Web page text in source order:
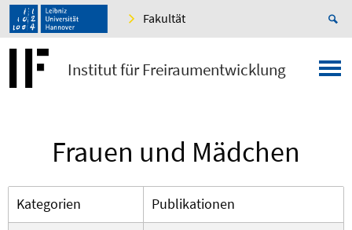
Fakultät
Institut für Freiraumentwicklung
Frauen und Mädchen
Kategorien
Publikationen